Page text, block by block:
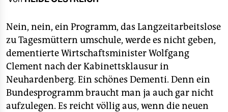
wahrheit
verlag
verlag
veranstaltungen
Nein, nein, ein Programm, das Langzeitarbeitslose
zu Tagesmüttern umschule, werde es nicht geben,
dementierte Wirtschaftsminister Wolfgang
Clement nach der Kabinettsklausur in
Neuhardenberg. Ein schönes Dementi. Denn ein
Bundesprogramm braucht man ja auch gar nicht
aufzulegen. Es reicht völlig aus, wenn die neuen